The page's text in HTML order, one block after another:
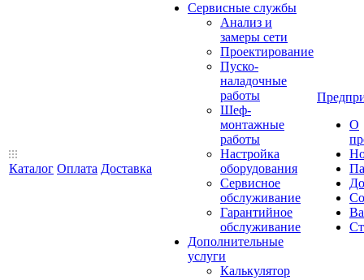
Каталог Оплата Доставка
Сервисные службы
Анализ и
замеры сети
Проектирование
Пуско-
наладочные
работы
Шеф-
монтажные
работы
Настройка
оборудования
Сервисное
обслуживание
Гарантийное
обслуживание
Дополнительные
услуги
Калькулятор
О